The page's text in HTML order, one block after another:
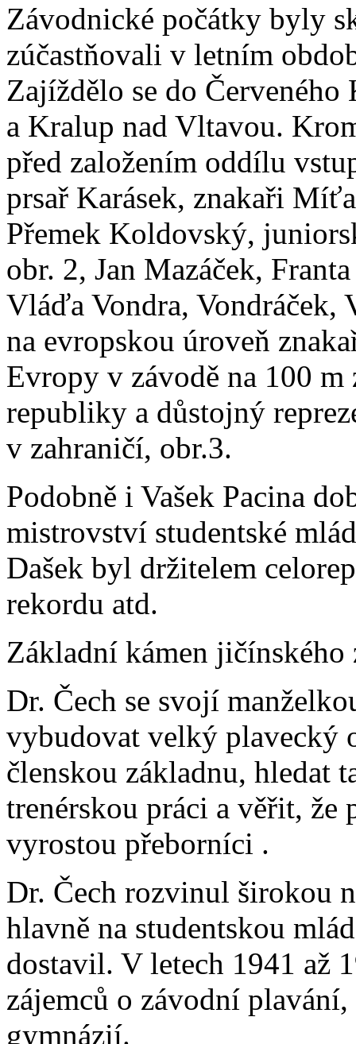
Závodnické počátky byly
zúčastňovali v letním
Zajíždělo se do
a Kralup nad Vltavou.
před založením oddílu
prsař Karásek, znakaři
Přemek Koldovský,
obr. 2, Jan Mazáček,
Vláďa Vondra, Vondráček,
na evropskou úroveň
Evropy v závodě na 100
republiky a důstojný
v zahraničí, obr.3.
Podobně i Vašek Pacina
mistrovství studentské
Dašek byl držitelem
rekordu atd.
Základní kámen
Dr. Čech se svojí
vybudovat velký plavecký
členskou základnu, hledat
trenérskou práci a věřit, že
vyrostou přeborníci .
Dr. Čech rozvinul širokou
hlavně na studentskou
dostavil. V letech 1941 až
zájemců o závodní
gymnázií.